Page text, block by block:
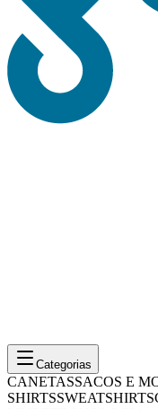
Categorias
CANETASSACOS E
SHIRTSSWEATSHIRTS